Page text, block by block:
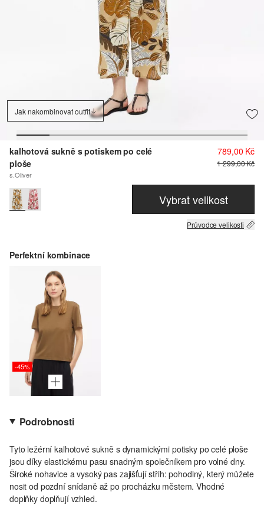
Jak nakombinovat outfit
kalhotová sukně s potiskem po celé
ploše
s.Oliver
789,00 Kč
1 299,00 Kč
Vybrat velikost
Průvodce velikosti
Perfektní kombinace
-45%
Podrobnosti
Tyto ležérní kalhotové sukně s dynamickými potisky po celé ploše
jsou díky elastickému pasu snadným společníkem pro volné dny.
Široké nohavice a vysoký pas zajišťují střih: pohodlný, který můžete
nosit od pozdní snídaně až po procházku městem. Vhodné
doplňky doplňují vzhled.